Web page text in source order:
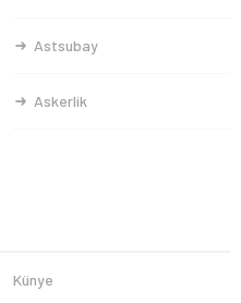
Astsubay
Askerlik
Künye